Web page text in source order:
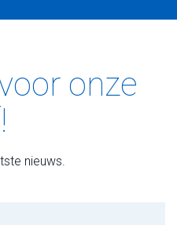
onze
nieuws.